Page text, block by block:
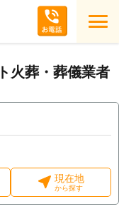
火葬・葬儀業者
現在地
から探す